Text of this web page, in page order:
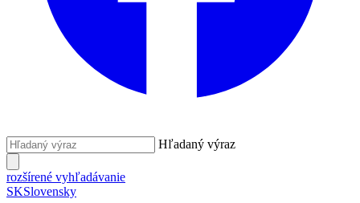
Hľadaný výraz
rozšírené vyhľadávanie
SKSlovensky